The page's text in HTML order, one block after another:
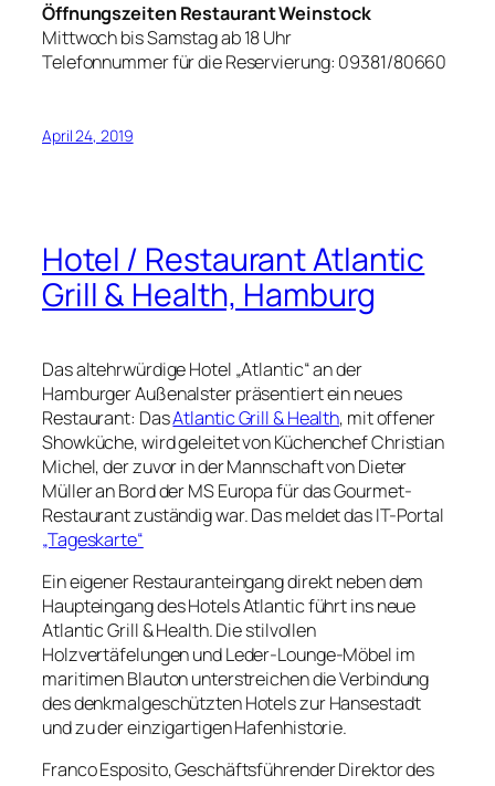
Öffnungszeiten Restaurant Weinstock
Mittwoch bis Samstag ab 18 Uhr
Telefonnummer für die Reservierung: 09381/80660
April 24, 2019
Hotel / Restaurant Atlantic
Grill & Health, Hamburg
Das altehrwürdige Hotel „Atlantic“ an der
Hamburger Außenalster präsentiert ein neues
Restaurant: DasAtlantic Grill & Health, mit offener
Showküche, wird geleitet von Küchenchef Christian
Michel, der zuvor in der Mannschaft von Dieter
Müller an Bord der MS Europa für das Gourmet-
Restaurant zuständig war. Das meldet das IT-Portal
„Tageskarte“
Ein eigener Restauranteingang direkt neben dem
Haupteingang des Hotels Atlantic führt ins neue
Atlantic Grill & Health. Die stilvollen
Holzvertäfelungen und Leder-Lounge-Möbel im
maritimen Blauton unterstreichen die Verbindung
des denkmalgeschützten Hotels zur Hansestadt
und zu der einzigartigen Hafenhistorie.
Franco Esposito, Geschäftsführender Direktor des